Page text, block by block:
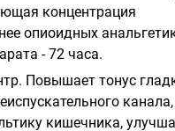
концентрация
опиоидных
- 72 часа.
Повышает тонус
канала,
кишечника,